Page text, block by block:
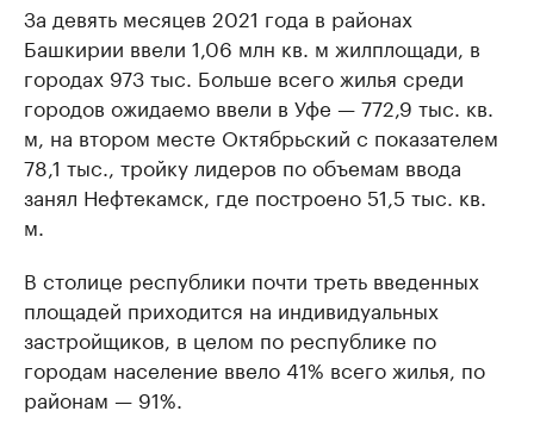
За девять месяцев 2021 года в районах
Башкирии ввели 1,06 млн кв. м жилплощади, в
городах 973 тыс. Больше всего жилья среди
городов ожидаемо ввели в Уфе — 772,9 тыс. кв.
м, на втором месте Октябрьский с показателем
78,1 тыс., тройку лидеров по объемам ввода
занял Нефтекамск, где построено 51,5 тыс. кв.
м.
В столице республики почти треть введенных
площадей приходится на индивидуальных
застройщиков, в целом по республике по
городам население ввело 41% всего жилья, по
районам — 91%.